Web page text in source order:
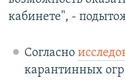
кабинете", -
Согласно
карантинных